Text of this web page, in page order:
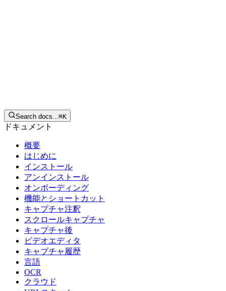
Search docs...⌘K
ドキュメント
概要
はじめに
インストール
アンインストール
オンボーディング
機能とショートカット
キャプチャ注釈
スクロールキャプチャ
キャプチャ後
ビデオエディタ
キャプチャ履歴
言語
OCR
クラウド